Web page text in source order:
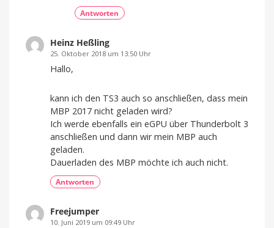
Antworten
Heinz Heßling
25. Oktober 2018 um 13:50 Uhr
Hallo,
kann ich den TS3 auch so anschließen, dass mein
MBP 2017 nicht geladen wird?
Ich werde ebenfalls ein eGPU über Thunderbolt 3
anschließen und dann wir mein MBP auch
geladen.
Dauerladen des MBP möchte ich auch nicht.
Antworten
Freejumper
10. Juni 2019 um 09:49 Uhr